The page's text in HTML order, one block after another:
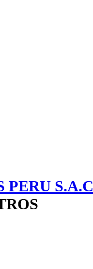
PERU S.A.C